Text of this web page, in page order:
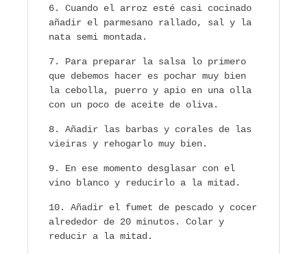
Cuando el arroz esté casi cocinado
añadir el parmesano rallado, sal y la
nata semi montada.
Para preparar la salsa lo primero
que debemos hacer es pochar muy bien
la cebolla, puerro y apio en una olla
con un poco de aceite de oliva.
Añadir las barbas y corales de las
vieiras y rehogarlo muy bien.
En ese momento desglasar con el
vino blanco y reducirlo a la mitad.
Añadir el fumet de pescado y cocer
alrededor de 20 minutos. Colar y
reducir a la mitad.